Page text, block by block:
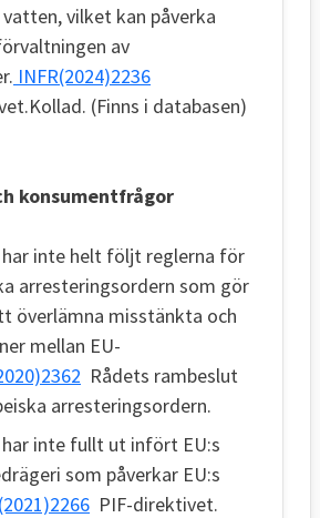
vilket kan påverka
av
INFR(2024)2236
(Finns i databasen)
konsumentfrågor
har inte helt följt reglerna för
arresteringsordern som gör
överlämna misstänkta och
mellan EU-
Rådets rambeslut
arresteringsordern.
har inte fullt ut infört EU:s
som påverkar EU:s
PIF-direktivet.